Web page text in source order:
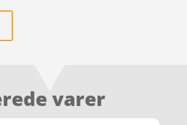
varer